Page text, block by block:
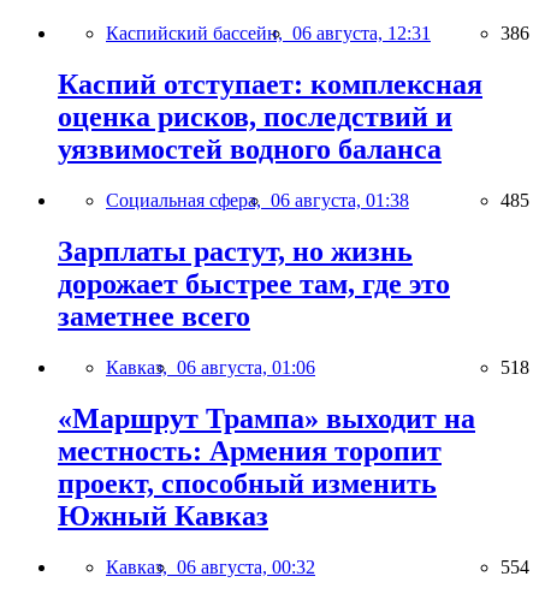
Каспийский бассейн, 06 августа, 12:31 386
Каспий отступает: комплексная
оценка рисков, последствий и
уязвимостей водного баланса
Социальная сфера, 06 августа, 01:38 485
Зарплаты растут, но жизнь
дорожает быстрее там, где это
заметнее всего
Кавказ, 06 августа, 01:06 518
«Маршрут Трампа» выходит на
местность: Армения торопит
проект, способный изменить
Южный Кавказ
Кавказ, 06 августа, 00:32 554